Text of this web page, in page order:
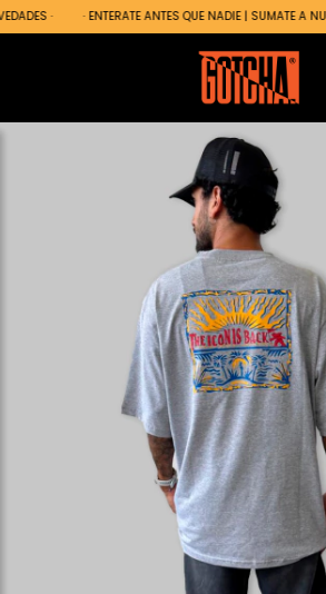
· · ENTERATE ANTES QUE NADIE | SUMATE A